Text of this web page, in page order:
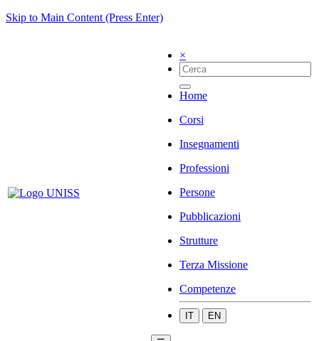
Skip to Main Content (Press Enter)
×
Home
Corsi
Insegnamenti
Professioni
Persone
Pubblicazioni
Strutture
Terza Missione
Competenze
IT EN